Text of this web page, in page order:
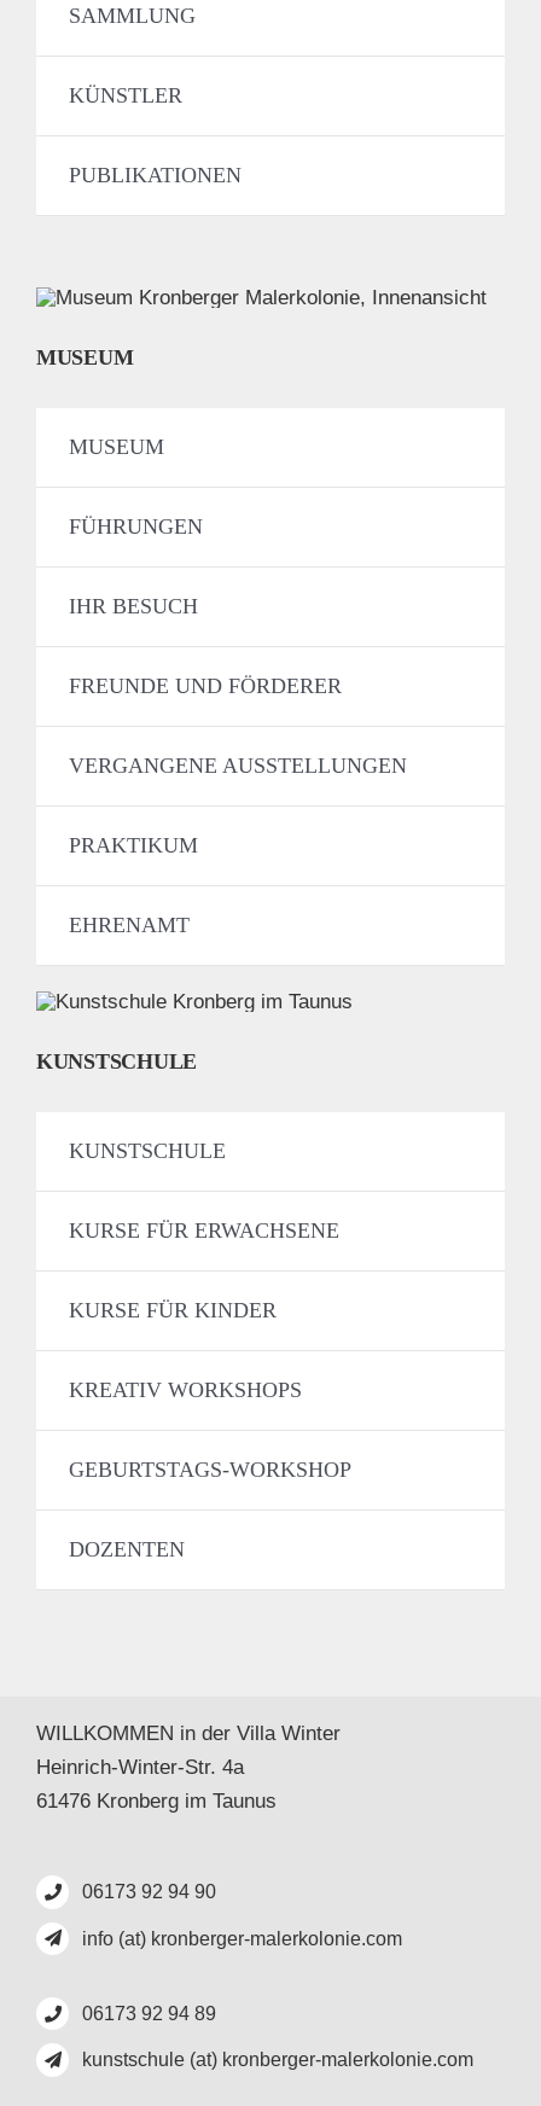
SAMMLUNG
KÜNSTLER
PUBLIKATIONEN
MUSEUM
MUSEUM
FÜHRUNGEN
IHR BESUCH
FREUNDE UND FÖRDERER
VERGANGENE AUSSTELLUNGEN
PRAKTIKUM
EHRENAMT
KUNSTSCHULE
KUNSTSCHULE
KURSE FÜR ERWACHSENE
KURSE FÜR KINDER
KREATIV WORKSHOPS
GEBURTSTAGS-WORKSHOP
DOZENTEN
WILLKOMMEN in der Villa Winter
Heinrich-Winter-Str. 4a
61476 Kronberg im Taunus
06173 92 94 90
info (at) kronberger-malerkolonie.com
06173 92 94 89
kunstschule (at) kronberger-malerkolonie.com